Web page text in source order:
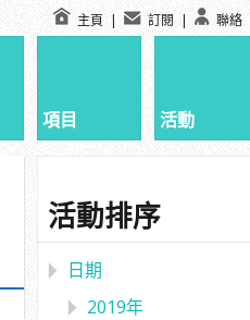
主頁 | 訂閱 | 聯絡
項目 活動
活動排序
日期
2019年